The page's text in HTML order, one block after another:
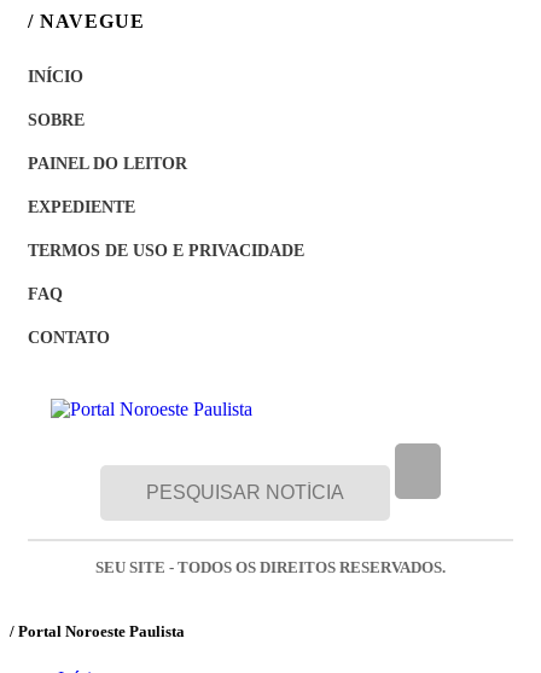
/ NAVEGUE
INÍCIO
SOBRE
PAINEL DO LEITOR
EXPEDIENTE
TERMOS DE USO E PRIVACIDADE
FAQ
CONTATO
SEU SITE - TODOS OS DIREITOS RESERVADOS.
/ Portal Noroeste Paulista